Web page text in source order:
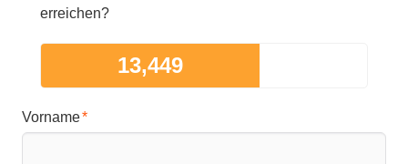
erreichen?
13,449
Vorname